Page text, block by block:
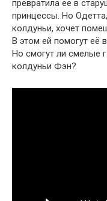
превратила её в
принцессы. Но
колдуньи, хочет
В этом ей помогут её
Но смогут ли смелые
колдуньи Фэн?